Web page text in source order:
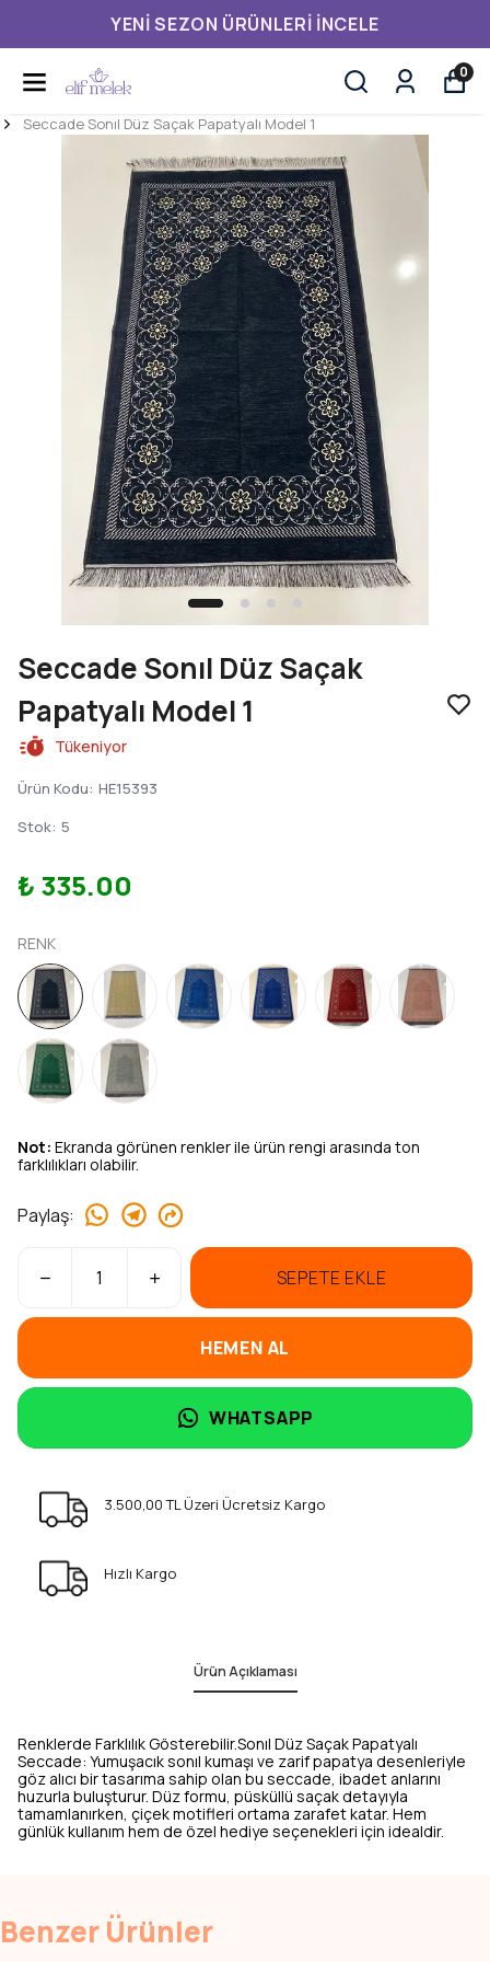
YENI SEZON ÜRÜNLERI İNCELE
0
Seccade Sonıl Düz Saçak Papatyalı Model 1
Seccade Sonıl Düz Saçak
Papatyalı Model 1
Tükeniyor
Ürün Kodu: HE15393
Stok: 5
₺ 335.00
RENK
Not: Ekranda görünen renkler ile ürün rengi arasında ton
farklılıkları olabilir.
Paylaş:
SEPETE EKLE
HEMEN AL
WHATSAPP
3.500,00 TL Üzeri Ücretsiz Kargo
Hızlı Kargo
Ürün Açıklaması
Renklerde Farklılık Gösterebilir.Sonıl Düz Saçak Papatyalı
Seccade: Yumuşacık sonıl kumaşı ve zarif papatya desenleriyle
göz alıcı bir tasarıma sahip olan bu seccade, ibadet anlarını
huzurla buluşturur. Düz formu, püsküllü saçak detayıyla
tamamlanırken, çiçek motifleri ortama zarafet katar. Hem
günlük kullanım hem de özel hediye seçenekleri için idealdir.
Benzer Ürünler